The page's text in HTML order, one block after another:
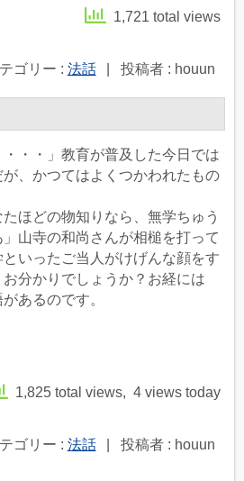
1,721 total views
ゴリー : 法話 投稿者 : houun
・・・」教育が普及した今日では
、かつてはよくつかわれたもの
たほどの物知りなら、無学ちゅう
山寺の和尚さんが相槌を打って
いったご当人がけげんな顔をす
分かりでしょうか？お経には
あるのです。
1,825 total views, 4 views today
ゴリー : 法話 投稿者 : houun